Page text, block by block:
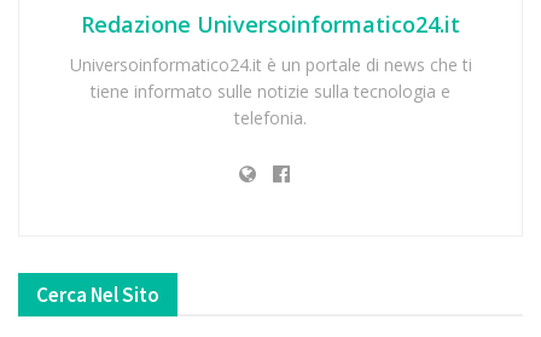
Redazione Universoinformatico24.it
Universoinformatico24.it è un portale di news che ti
tiene informato sulle notizie sulla tecnologia e
telefonia.
Cerca Nel Sito